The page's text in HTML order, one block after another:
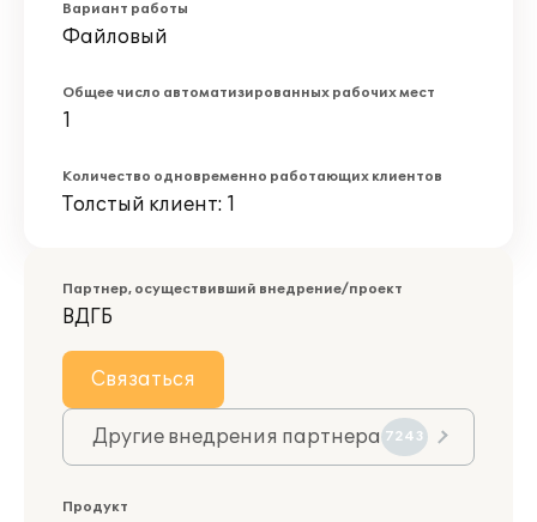
Вариант работы
Файловый
Общее число автоматизированных рабочих мест
1
Количество одновременно работающих клиентов
Толстый клиент: 1
Партнер, осуществивший внедрение/проект
ВДГБ
Связаться
Другие внедрения партнера 7243
Продукт